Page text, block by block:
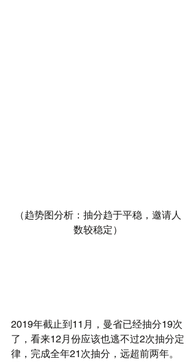
（趋势图分析：抽分趋于平稳，邀请人
数较稳定）
2019年截止到11月，曼省已经抽分19次
了，看来12月份应该也逃不过2次抽分定
律，完成全年21次抽分，远超前两年。